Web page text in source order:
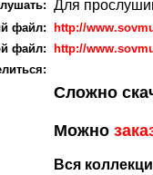
Для
файл:
http://
файл:
http://
Сложно
Можно
Вся